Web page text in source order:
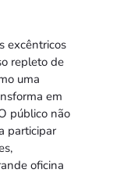
excêntricos
repleto de
uma
em
público não
participar
oficina